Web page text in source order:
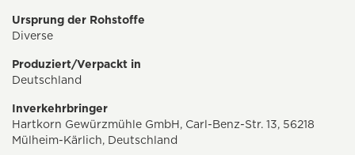
Ursprung der Rohstoffe
Diverse
Produziert/Verpackt in
Deutschland
Inverkehrbringer
Hartkorn Gewürzmühle GmbH, Carl-Benz-Str. 13, 56218
Mülheim-Kärlich, Deutschland